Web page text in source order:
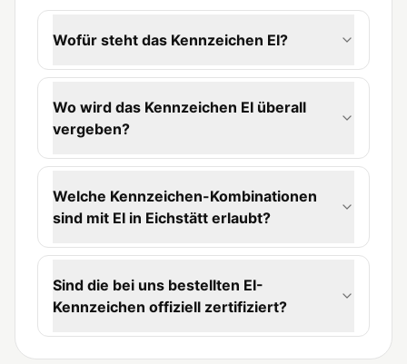
Wofür steht das Kennzeichen EI?
Wo wird das Kennzeichen EI überall
vergeben?
Welche Kennzeichen-Kombinationen
sind mit EI in Eichstätt erlaubt?
Sind die bei uns bestellten EI-
Kennzeichen offiziell zertifiziert?